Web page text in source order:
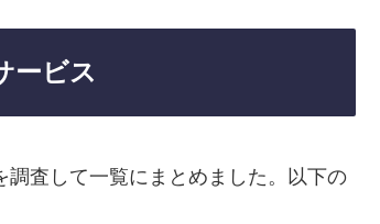
ービス
査して一覧にまとめました。以下の